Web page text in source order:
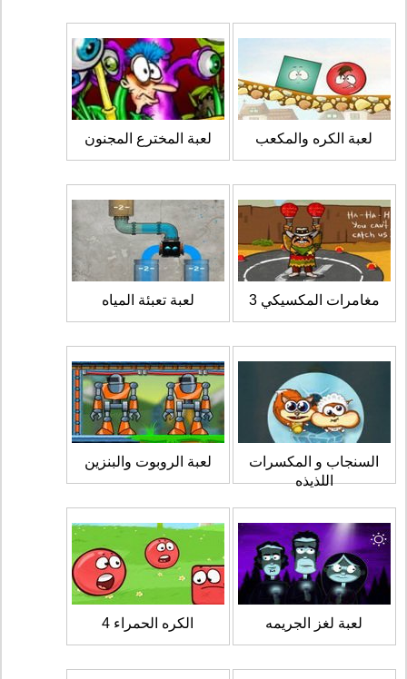
لعبة الكره والمكعب لعبة المخترع المجنون
مغامرات المكسيكي 3 لعبة تعبئة المياه
السنجاب و المكسرات
اللذيذه
لعبة الروبوت والبنزين
لعبة لغز الجريمه الكره الحمراء 4